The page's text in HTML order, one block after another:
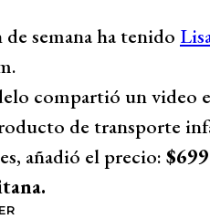
semana ha tenido
compartió un video
de transporte
añadió el precio: